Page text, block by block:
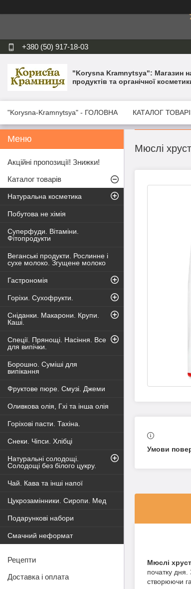
+380 (50) 917-18-03
"Korysna Kramnytsya": Магазин
продуктів та органічної
"Korysna-Kramnytsya" - ГОЛОВНА КАТАЛОГ
Мюслі
Мюслі
початку дня.
створюючи
Акційні пропозиції! Знижки!
Каталог товарів
Натуральна косметика
Побутова не хімія
Суперфуди. Вітаміни.
Фітопродукти
Веганські продукти. Рослинне і
сухе молоко. Згущене молоко
Гастрономія
Горіхи. Сухофрукти.
Сніданки. Макарони. Крупи.
Каші.
Спеції. Прянощі. Насіння. Все
для випічки.
Борошно. Суміші для
випікання
Фруктове пюре. Смузі. Джеми
Оливкова олія, Гхі та інша олія
Горіхові пасти. Тахіна.
Снеки. Чіпси. Хлібці
Натуральні солодощі.
Солодощі без білого цукру.
Чай. Кава та інші напої
Цукрозамінники. Сиропи. Мед
Подарункові набори
Смачний неформат
Рецепти
Доставка і оплата